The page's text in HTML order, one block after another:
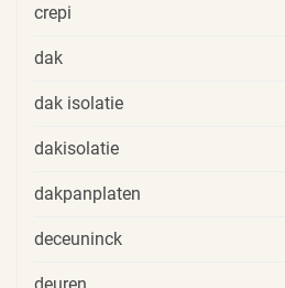
crepi
dak
dak isolatie
dakisolatie
dakpanplaten
deceuninck
deuren